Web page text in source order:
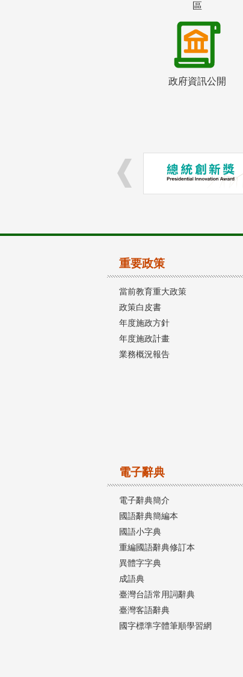
區
政府資訊公開
重要政策
當前教育重大政策
政策白皮書
年度施政方針
年度施政計畫
業務概況報告
電子辭典
電子辭典簡介
國語辭典簡編本
國語小字典
重編國語辭典修訂本
異體字字典
成語典
臺灣台語常用詞辭典
臺灣客語辭典
國字標準字體筆順學習網